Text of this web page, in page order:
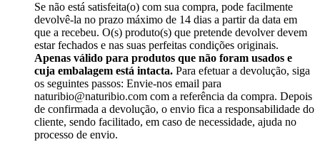
Se não está satisfeita(o) com sua compra, pode facilmente
devolvê-la no prazo máximo de 14 dias a partir da data em
que a recebeu. O(s) produto(s) que pretende devolver devem
estar fechados e nas suas perfeitas condições originais.
Apenas válido para produtos que não foram usados e
cuja embalagem está intacta. Para efetuar a devolução, siga
os seguintes passos: Envie-nos email para
naturibio@naturibio.com com a referência da compra. Depois
de confirmada a devolução, o envio fica a responsabilidade do
cliente, sendo facilitado, em caso de necessidade, ajuda no
processo de envio.